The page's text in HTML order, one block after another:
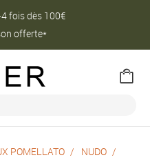
fois dès 100€
offerte*
POMELLATO
NUDO